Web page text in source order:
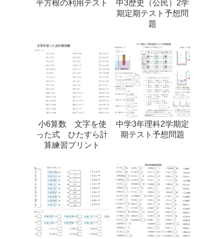
平方根の利用テスト
中3歴史（公民）2学
期定期テスト予想問
題
小6算数 文字を使
った式 ひたすら計
算練習プリント
中学3年理科2学期定
期テスト予想問題